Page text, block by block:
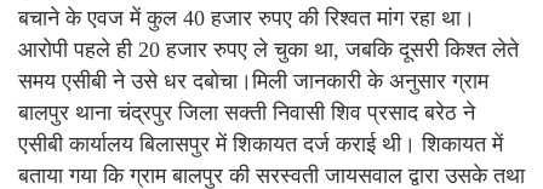
बचाने के एवज में कुल 40 हजार रुपए की रिश्वत मांग रहा था।
आरोपी पहले ही 20 हजार रुपए ले चुका था, जबकि दूसरी किश्त लेते
समय एसीबी ने उसे धर दबोचा।मिली जानकारी के अनुसार ग्राम
बालपुर थाना चंद्रपुर जिला सक्ती निवासी शिव प्रसाद बरेठ ने
एसीबी कार्यालय बिलासपुर में शिकायत दर्ज कराई थी। शिकायत में
बताया गया कि ग्राम बालपुर की सरस्वती जायसवाल द्वारा उसके तथा